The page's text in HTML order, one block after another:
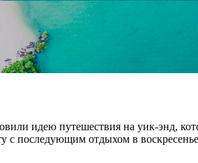
идею путешествия на уик-энд,
последующим отдыхом в